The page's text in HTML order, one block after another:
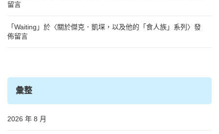
留言
「Waiting 」於〈關於傑克．凱堔，以及他的「食人族」系列 〉發
佈留言
彙整
2026 年 8 月